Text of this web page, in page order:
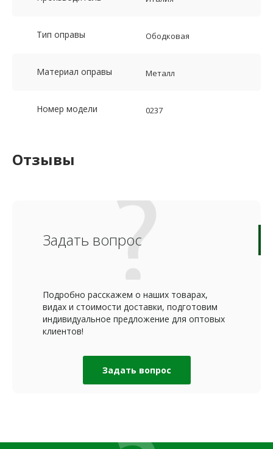
Тип оправы Ободковая
Материал оправы Металл
Номер модели 0237
Отзывы
Задать вопрос
Подробно расскажем о наших товарах,
видах и стоимости доставки, подготовим
индивидуальное предложение для оптовых
клиентов!
Задать вопрос